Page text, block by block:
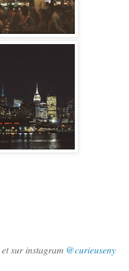
et sur instagram @curieuseny